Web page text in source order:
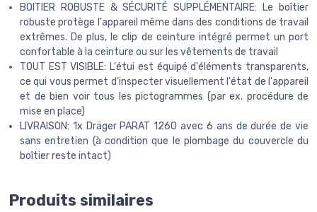
BOITIER ROBUSTE & SÉCURITÉ SUPPLÉMENTAIRE: Le boîtier
robuste protège l'appareil même dans des conditions de travail
extrêmes. De plus, le clip de ceinture intégré permet un port
confortable à la ceinture ou sur les vêtements de travail
TOUT EST VISIBLE: L'étui est équipé d'éléments transparents,
ce qui vous permet d'inspecter visuellement l'état de l'appareil
et de bien voir tous les pictogrammes (par ex. procédure de
mise en place)
LIVRAISON: 1x Dräger PARAT 1260 avec 6 ans de durée de vie
sans entretien (à condition que le plombage du couvercle du
boîtier reste intact)
Produits similaires